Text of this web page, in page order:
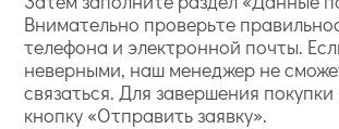
Внимательно проверьте
телефона и электронной почты.
неверными, наш менеджер не
связаться. Для завершения
кнопку «Отправить заявку».